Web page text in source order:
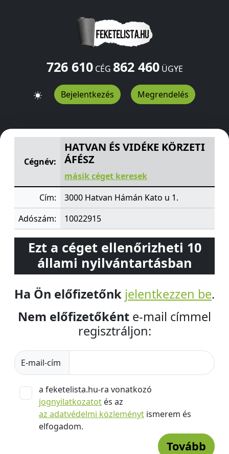
726 610CÉG 862 460ÜGYE
Bejelentkezés Megrendelés
HATVAN ÉS VIDÉKE KÖRZETI ÁFÉSZ Hámán Kato u 1.
Cégnév:
HATVAN ÉS VIDÉKE KÖRZETI
ÁFÉSZ
másik céget keresek
Cím:
3000 Hatvan Hámán Kato u 1.
Adószám:
10022915
Ezt a céget ellenőrizheti 10
állami nyilvántartásban
Ha Ön előfizetőnk jelentkezzen be.
Nem előfizetőként e-mail címmel
regisztráljon:
E-mail-cím
a feketelista.hu-ra vonatkozó
jognyilatkozatot és az
az adatvédelmi közleményt ismerem és
elfogadom.
Tovább